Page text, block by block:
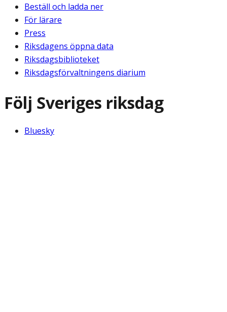
Beställ och ladda ner
För lärare
Press
Riksdagens öppna data
Riksdagsbiblioteket
Riksdagsförvaltningens diarium
Följ Sveriges riksdag
Bluesky